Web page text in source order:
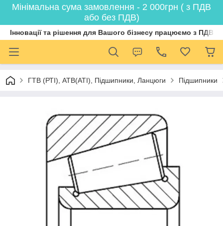
Мінімальна сума замовлення - 2 000грн ( з ПДВ
або без ПДВ)
Інновації та рішення для Вашого бізнесу працюємо з ПДВ
ГТВ (РТI), АТВ(АТI), Пiдшипники, Ланцюги Підшипники